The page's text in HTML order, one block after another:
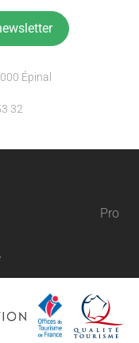
Épinal
32
Pro